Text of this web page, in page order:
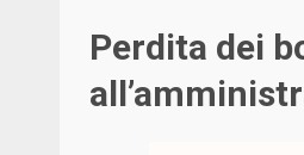
Perdita dei